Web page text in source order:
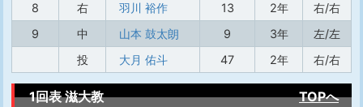
8
右 羽川 裕作 13 2年
右/右
9
中 山本 鼓太朗 9 3年
左/左
投
大月 佑斗 47 2年 右/右
1回表 滋大教 TOPへ